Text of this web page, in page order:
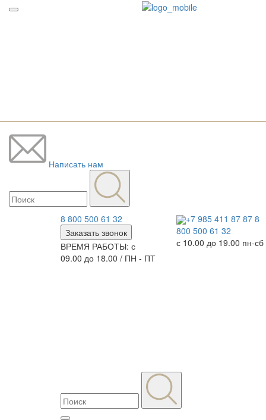
Написать нам
8 800 500 61 32
Заказать звонок
ВРЕМЯ РАБОТЫ: с
09.00 до 18.00 / ПН - ПТ
+7 985 411 87 87 8
800 500 61 32
с 10.00 до 19.00 пн-сб